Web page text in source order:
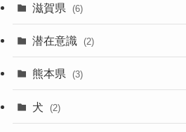
滋賀県 (6)
潜在意識 (2)
熊本県 (3)
犬 (2)